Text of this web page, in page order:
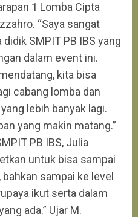
1 Lomba Cipta
“Saya sangat
SMPIT PB IBS yang
dalam event ini.
kita bisa
cabang lomba dan
lebih banyak lagi.
yang makin matang.”
PB IBS, Julia
untuk bisa sampai
sampai ke level
ikut serta dalam
ada.” Ujar M.